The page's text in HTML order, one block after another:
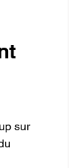
sur